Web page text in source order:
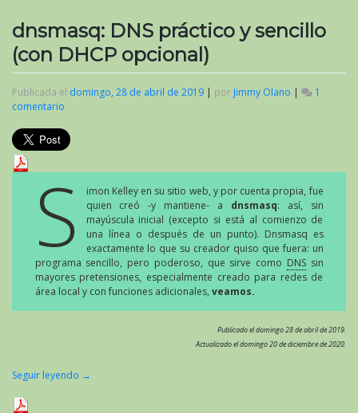
dnsmasq: DNS práctico y sencillo
(con DHCP opcional)
Publicada el domingo, 28 de abril de 2019 | por Jimmy Olano |
1
comentario
DNS
práctico
(con
DHCP
opcional)
S
imon Kelley en su sitio web, y por cuenta propia, fue
quien creó -y mantiene- a dnsmasq: así, sin
mayúscula inicial (excepto si está al comienzo de
una línea o después de un punto). Dnsmasq es
exactamente lo que su creador quiso que fuera: un
programa sencillo, pero poderoso, que sirve como DNSsin
mayores pretensiones, especialmente creado para redes de
área local y con funciones adicionales, veamos.
Publicado el domingo 28 de abril de 2019.
Actualizado el domingo 20 de diciembre de 2020.
Seguir leyendo →